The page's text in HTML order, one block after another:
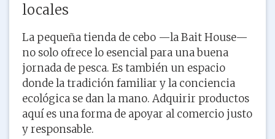
locales
La pequeña tienda de cebo —la Bait House—
no solo ofrece lo esencial para una buena
jornada de pesca. Es también un espacio
donde la tradición familiar y la conciencia
ecológica se dan la mano. Adquirir productos
aquí es una forma de apoyar al comercio justo
y responsable.